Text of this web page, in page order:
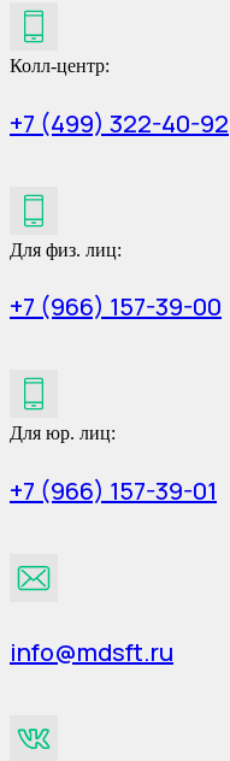
Колл-центр:
+7 (499) 322-40-92
Для физ. лиц:
+7 (966) 157-39-00
Для юр. лиц:
+7 (966) 157-39-01
info@mdsft.ru